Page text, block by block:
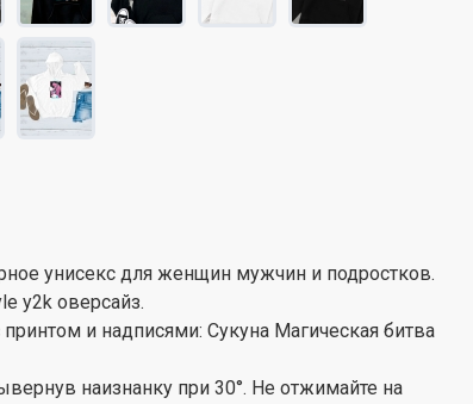
унисекс для женщин мужчин и подростков.
y2k оверсайз.
и надписями: Сукуна Магическая битва
наизнанку при 30°. Не отжимайте на